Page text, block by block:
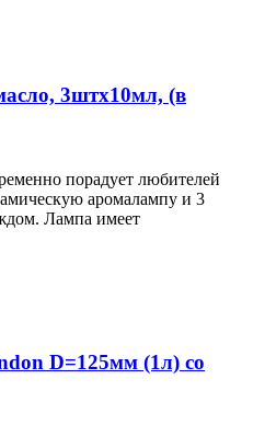
3штx10мл, (в
порадует любителей
аромалампу и 3
Лампа имеет
D=125мм (1л) со